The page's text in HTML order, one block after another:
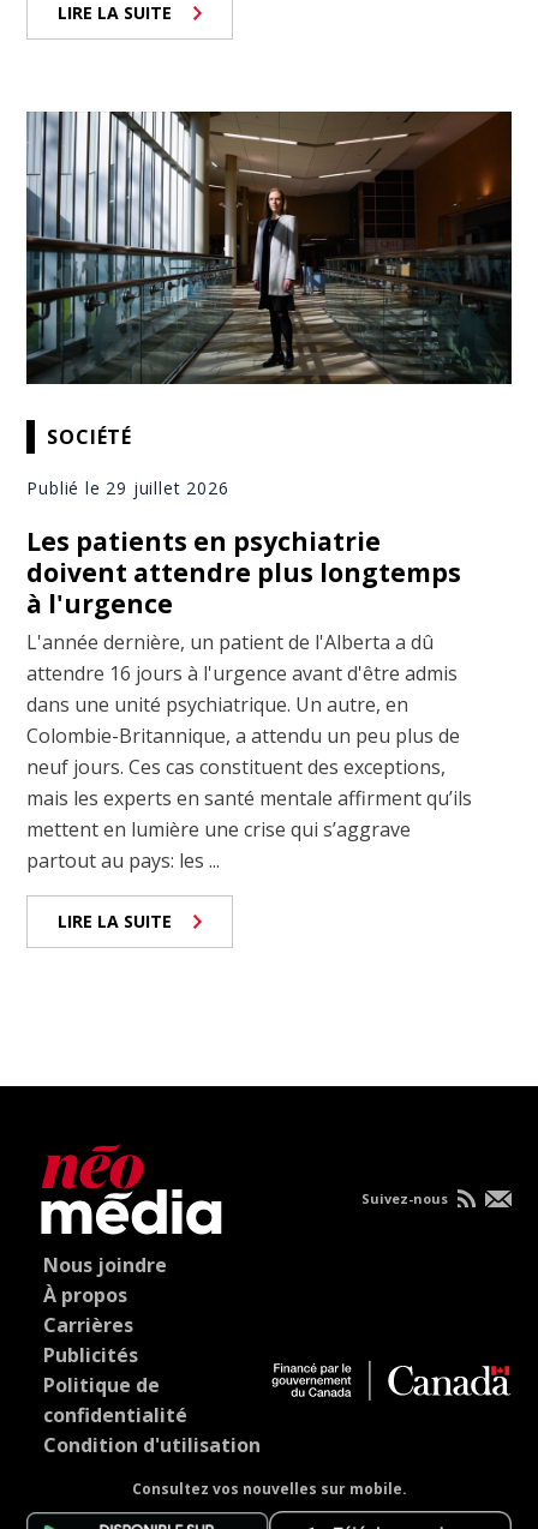
LIRE LA SUITE
SOCIÉTÉ
Publié le 29 juillet 2026
Les patients en psychiatrie
doivent attendre plus longtemps
à l'urgence
L'année dernière, un patient de l'Alberta a dû
attendre 16 jours à l'urgence avant d'être admis
dans une unité psychiatrique. Un autre, en
Colombie-Britannique, a attendu un peu plus de
neuf jours. Ces cas constituent des exceptions,
mais les experts en santé mentale affirment qu’ils
mettent en lumière une crise qui s’aggrave
partout au pays: les ...
LIRE LA SUITE
Nous joindre
À propos
Carrières
Publicités
Politique de
confidentialité
Condition d'utilisation
Consultez vos nouvelles sur mobile.
Suivez-nous